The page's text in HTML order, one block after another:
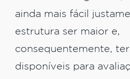
ainda mais fácil
estrutura ser maior e,
consequentemente,
disponíveis para